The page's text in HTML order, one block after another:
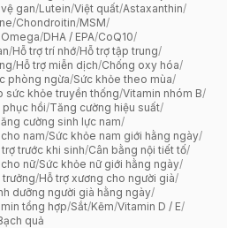
gan/Lutein/Việt quất/Astaxanthin/
/Chondroitin/MSM/
/DHA / EPA/CoQ10/
/Hỗ trợ trí nhớ/Hỗ trợ tập trung/
/Hỗ trợ miễn dịch/Chống oxy hóa/
phòng ngừa/Sức khỏe theo mùa/
sức khỏe truyền thống/Vitamin nhóm B/
phục hồi/Tăng cường hiệu suất/
cường sinh lực nam/
nam/Sức khỏe nam giới hằng ngày/
trợ trước khi sinh/Cân bằng nội tiết tố/
nữ/Sức khỏe nữ giới hằng ngày/
trưởng/Hỗ trợ xương cho người già/
dưỡng người già hằng ngày/
tổng hợp/Sắt/Kẽm/Vitamin D / E/
quả